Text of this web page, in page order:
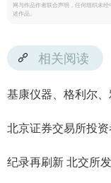
网与作品作者联合声明，任何组织未
述作品。
相关阅读
基康仪器、格利尔
北京证券交易所投
纪录再刷新 北交所